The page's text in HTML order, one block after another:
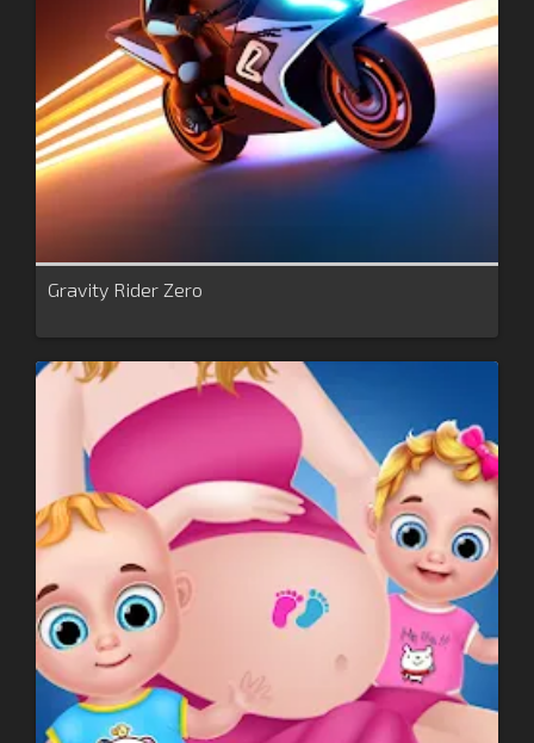
Gravity Rider Zero